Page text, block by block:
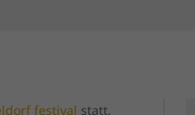
festival statt,